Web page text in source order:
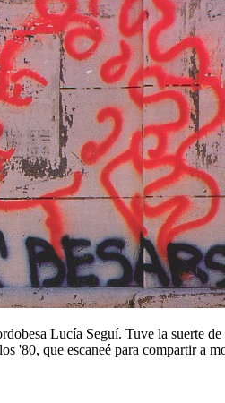
Lucía Seguí. Tuve la suerte
'80, que escaneé para compartir a